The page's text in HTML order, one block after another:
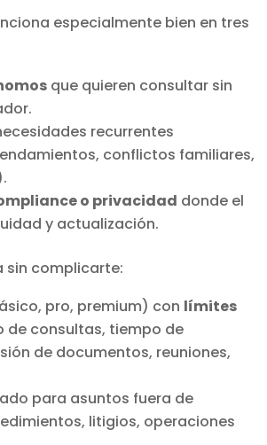
especialmente bien en tres
que quieren consultar sin
recurrentes
conflictos familiares,
o privacidad donde el
y actualización.
sin complicarte:
pro, premium) con límites
de consultas, tiempo de
de documentos, reuniones,
para asuntos fuera de
litigios, operaciones